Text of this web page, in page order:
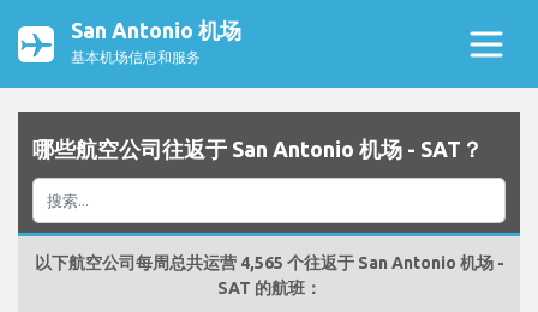
San Antonio 机场
基本机场信息和服务
哪些航空公司往返于 San Antonio 机场 - SAT？
以下航空公司每周总共运营 4,565 个往返于 San Antonio 机场 -
SAT 的航班：